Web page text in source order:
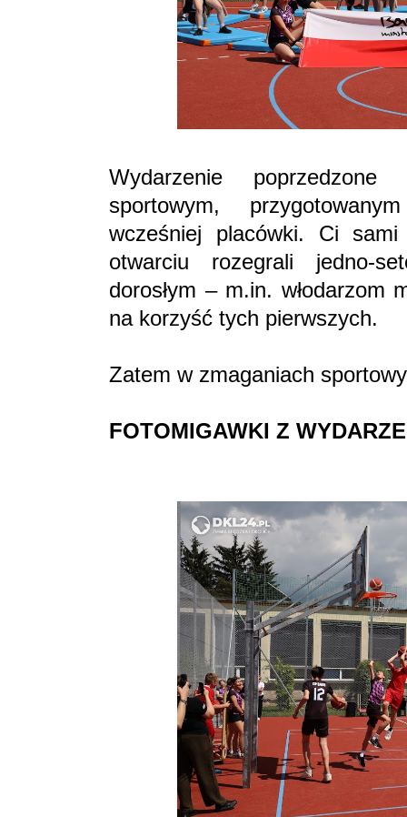
Wydarzenie poprzedzone
sportowym,
wcześniej placówki. Ci
otwarciu rozegrali jedno-
dorosłym – m.in. włodarzom
na korzyść tych pierwszych.
Zatem w zmaganiach
FOTOMIGAWKI Z